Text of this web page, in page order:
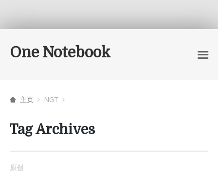
One Notebook
主页 NGT
Tag Archives
原创